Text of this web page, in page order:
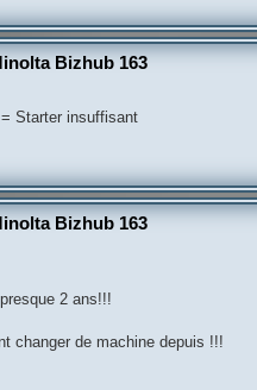
Bizhub 163
Starter insuffisant
Bizhub 163
2 ans!!!
changer de machine depuis !!!